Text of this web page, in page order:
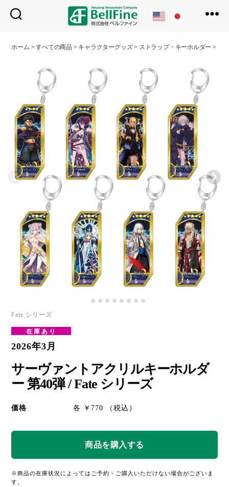
フ
ン
ホーム >すべての商品 > キャラクターグッズ> ストラップ・キーホルダー >
Fate シリーズ
在庫あり
2026年3月
サーヴァントアクリルキーホルダ
ー 第40弾 / Fate シリーズ
価格 各 ￥770 （税込）
※商品の在庫状況によってはご予約・ご購入いただけない場合がございま
す。